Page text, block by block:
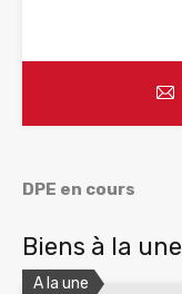
DPE en cours
Biens à la une
A la une